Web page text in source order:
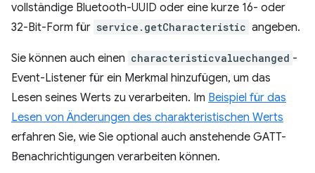
vollständige Bluetooth-UUID oder eine kurze 16- oder
32-Bit-Form für service.getCharacteristic angeben.
Sie können auch einen characteristicvaluechanged -
Event-Listener für ein Merkmal hinzufügen, um das
Lesen seines Werts zu verarbeiten. Im Beispiel für das
Lesen von Änderungen des charakteristischen Werts
erfahren Sie, wie Sie optional auch anstehende GATT-
Benachrichtigungen verarbeiten können.